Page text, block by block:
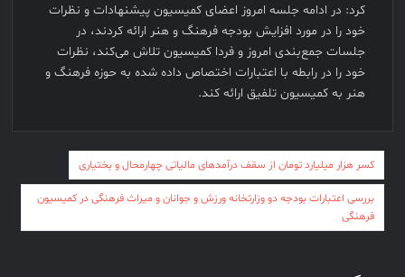
کرد: در ادامه جلسه امروز اعضای کمیسیون پیشنهادات و نظرات
خود را در مورد افزایش بودجه فرهنگ و هنر ارائه کردند، در
جلسات جمع‌بندی امروز و فردا کمیسیون تلاش می‌کند، نظرات
خود را در رابطه با اعتبارات اختصاص داده شده به حوزه فرهنگ و
هنر به کمیسیون تلفیق ارائه کند.
راهبری
نوشته
کسر هزار میلیارد تومان از سقف درآمدهای مالیاتی چهارمحال و بختیاری
بررسی اعتبارات بودجه دو وزارتخانه ورزش و جوانان و میراث فرهنگی در کمیسیون
فرهنگی